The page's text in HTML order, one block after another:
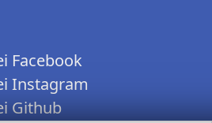
Facebook
Instagram
Github